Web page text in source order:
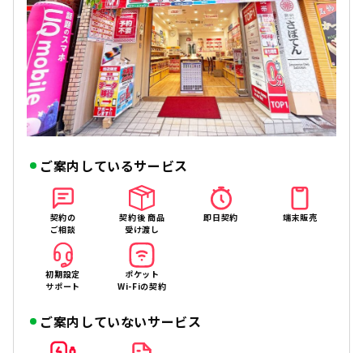
ご案内しているサービス
契約の
ご相談
契約後 商品
受け渡し
即日契約 端末販売
初期設定
サポート
ポケット
Wi-Fiの契約
ご案内していないサービス